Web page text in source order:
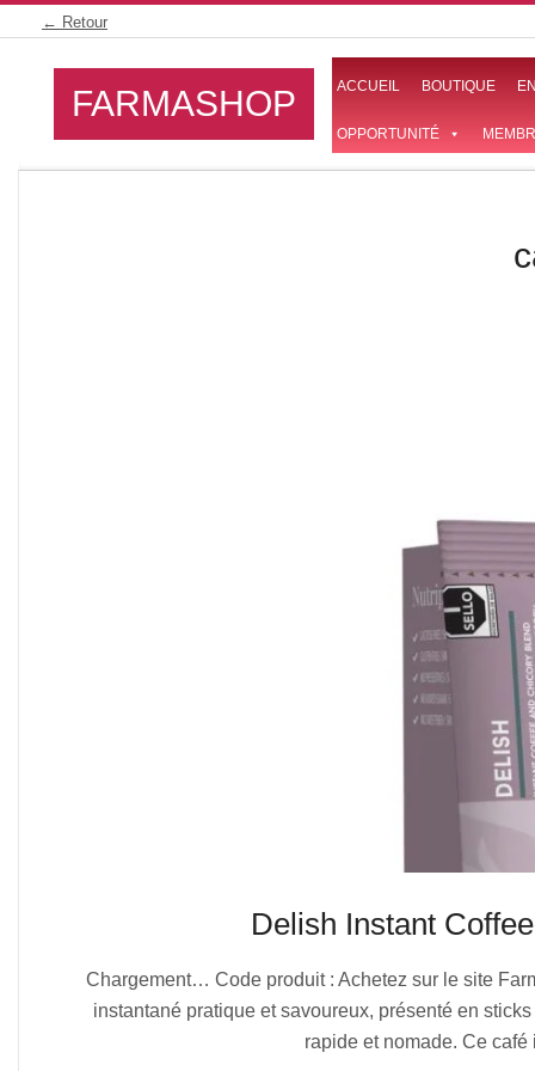
← Retour
FARMASHOP ACCUEIL BOUTIQUE
OPPORTUNITÉ
Delish Instant
07-
Chargement… Code produit : Achetez sur le site
instantané pratique et savoureux, présenté en
rapide et nomade. Ce